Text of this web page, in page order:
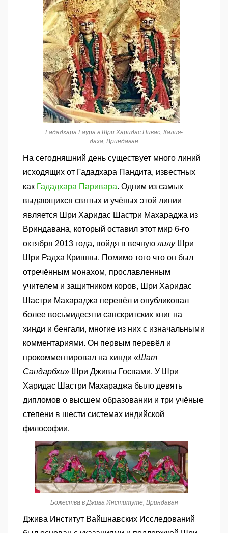
Гададхара Гаура в Шри Харидас Нивас, Калия-
даха, Вриндаван
На сегодняшний день существует много линий
исходящих от Гададхара Пандита, известных
как Гададхара Паривара. Одним из самых
выдающихся святых и учёных этой линии
является Шри Харидас Шастри Махараджа из
Вриндавана, который оставил этот мир 6-го
октября 2013 года, войдя в вечную лилуШри
Шри Радха Кришны. Помимо того что он был
отречённым монахом, прославленным
учителем и защитником коров, Шри Харидас
Шастри Махараджа перевёл и опубликовал
более восьмидесяти санскритских книг на
хинди и бенгали, многие из них с изначальными
комментариями. Он первым перевёл и
прокомментировал на хинди «Шат
Сандарбхи» Шри Дживы Госвами. У Шри
Харидас Шастри Махараджа было девять
дипломов о высшем образовании и три учёные
степени в шести системах индийской
философии.
Божества в Джива Институте, Вриндаван
Джива Институт Вайшнавских Исследований